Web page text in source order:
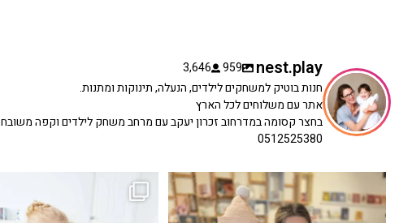
nest.play
959
3,646
חנות בוטיק למשחקים לילדים, הנעלה, תינוקות ומתנות.
אתר עם משלוחים לכל הארץ
בחצר קסומה במדרחוב זכרון יעקב עם מרחב משחק לילדים וקפה משובח
0512525380
כשפתחתי את החנות חלמתי ליצור מקום שהייתי
שמחה